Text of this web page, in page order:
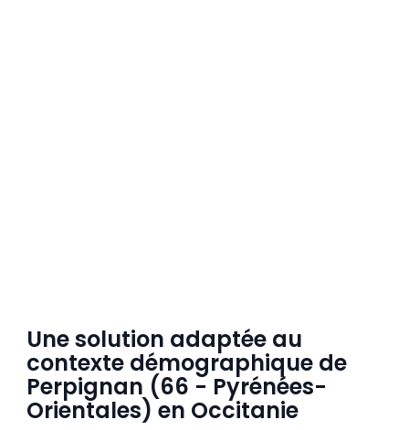
Une solution adaptée au
contexte démographique de
Perpignan (66 - Pyrénées-
Orientales) en Occitanie